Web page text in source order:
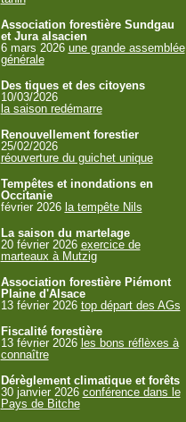
Association forestière Sundgau
et Jura alsacien
6 mars 2026 une grande assemblée
générale
Des tiques et des citoyens
10/03/2026
la saison redémarre
Renouvellement forestier
25/02/2026
réouverture du guichet unique
Tempêtes et inondations en
Occitanie
février 2026 la tempête Nils
La saison du martelage
20 février 2026 exercice de
marteaux à Mutzig
Association forestière Piémont
Plaine d'Alsace
13 février 2026 top départ des AGs
Fiscalité forestière
13 février 2026 les bons réflèxes à
connaître
Dérèglement climatique et forêts
30 janvier 2026 conférence dans le
Pays de Bitche